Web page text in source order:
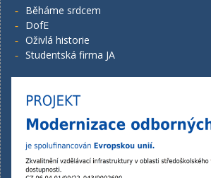
Běháme srdcem
DofE
Oživlá historie
Studentská firma JA